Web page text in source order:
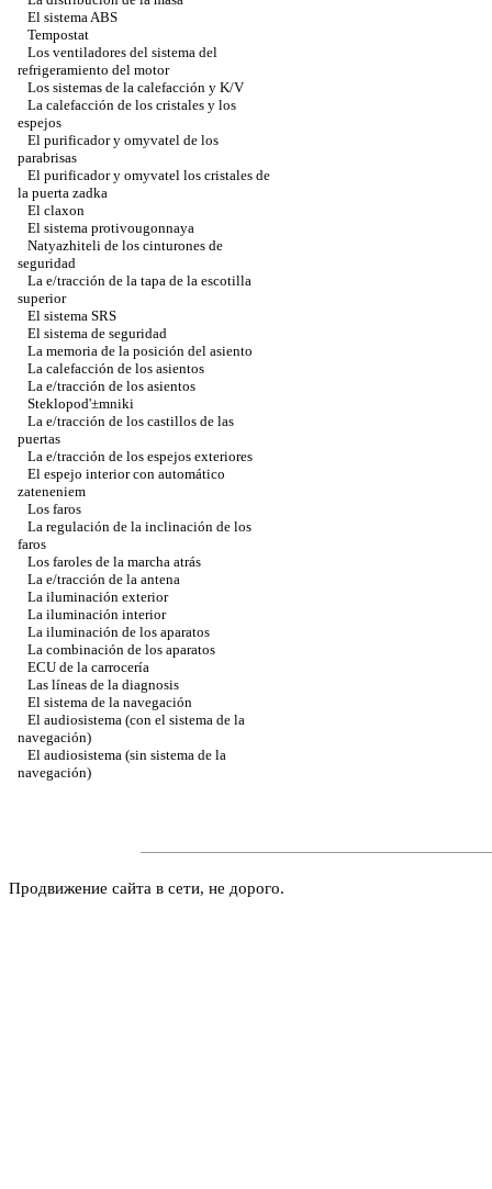
El sistema ABS
Tempostat
Los ventiladores del sistema del
refrigeramiento del motor
Los sistemas de la calefacción y K/V
La calefacción de los cristales y los
espejos
El purificador y omyvatel de los
parabrisas
El purificador y omyvatel los cristales de
la puerta zadka
El claxon
El sistema protivougonnaya
Natyazhiteli de los cinturones de
seguridad
La e/tracción de la tapa de la escotilla
superior
El sistema SRS
El sistema de seguridad
La memoria de la posición del asiento
La calefacción de los asientos
La e/tracción de los asientos
Steklopod'±mniki
La e/tracción de los castillos de las
puertas
La e/tracción de los espejos exteriores
El espejo interior con automático
zateneniem
Los faros
La regulación de la inclinación de los
faros
Los faroles de la marcha atrás
La e/tracción de la antena
La iluminación exterior
La iluminación interior
La iluminación de los aparatos
La combinación de los aparatos
ECU de la carrocería
Las líneas de la diagnosis
El sistema de la navegación
El audiosistema (con el sistema de la
navegación)
El audiosistema (sin sistema de la
navegación)
Продвижение сайта в сети, не дорого.